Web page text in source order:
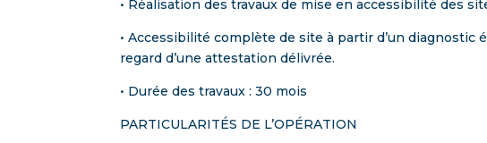
• Réalisation des travaux de mise en accessibilité des
• Accessibilité complète de site à partir d’un diagnostic
regard d’une attestation délivrée.
• Durée des travaux : 30 mois
PARTICULARITÉS DE L’OPÉRATION